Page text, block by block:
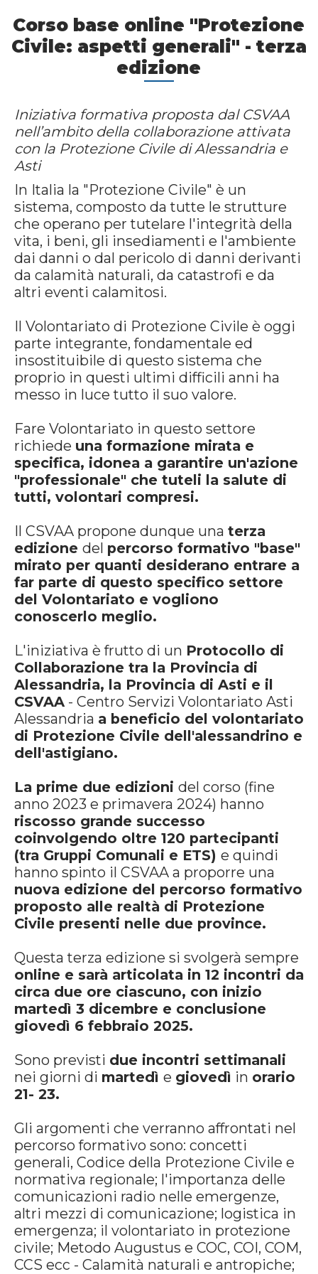
Corso base online "Protezione
Civile: aspetti generali" - terza
edizione
Iniziativa formativa proposta dal CSVAA
nell’ambito della collaborazione attivata
con la Protezione Civile di Alessandria e
Asti
In Italia la "Protezione Civile" è un
sistema, composto da tutte le strutture
che operano per tutelare l'integrità della
vita, i beni, gli insediamenti e l'ambiente
dai danni o dal pericolo di danni derivanti
da calamità naturali, da catastrofi e da
altri eventi calamitosi.
Il Volontariato di Protezione Civile è oggi
parte integrante, fondamentale ed
insostituibile di questo sistema che
proprio in questi ultimi difficili anni ha
messo in luce tutto il suo valore.
Fare Volontariato in questo settore
richiede una formazione mirata e
specifica, idonea a garantire un'azione
"professionale" che tuteli la salute di
tutti, volontari compresi.
Il CSVAA propone dunque una terza
edizione del percorso formativo "base"
mirato per quanti desiderano entrare a
far parte di questo specifico settore
del Volontariato e vogliono
conoscerlo meglio.
L'iniziativa è frutto di un Protocollo di
Collaborazione tra la Provincia di
Alessandria, la Provincia di Asti e il
CSVAA - Centro Servizi Volontariato Asti
Alessandria a beneficio del volontariato
di Protezione Civile dell'alessandrino e
dell'astigiano.
La prime due edizioni del corso (fine
anno 2023 e primavera 2024) hanno
riscosso grande successo
coinvolgendo oltre 120 partecipanti
(tra Gruppi Comunali e ETS) e quindi
hanno spinto il CSVAA a proporre una
nuova edizione del percorso formativo
proposto alle realtà di Protezione
Civile presenti nelle due province.
Questa terza edizione si svolgerà sempre
online e sarà articolata in 12 incontri da
circa due ore ciascuno, con inizio
martedì 3 dicembre e conclusione
giovedì 6 febbraio 2025.
Sono previsti due incontri settimanali
nei giorni di martedì e giovedì in orario
21- 23.
Gli argomenti che verranno affrontati nel
percorso formativo sono: concetti
generali, Codice della Protezione Civile e
normativa regionale; l'importanza delle
comunicazioni radio nelle emergenze,
altri mezzi di comunicazione; logistica in
emergenza; il volontariato in protezione
civile; Metodo Augustus e COC, COI, COM,
CCS ecc - Calamità naturali e antropiche;